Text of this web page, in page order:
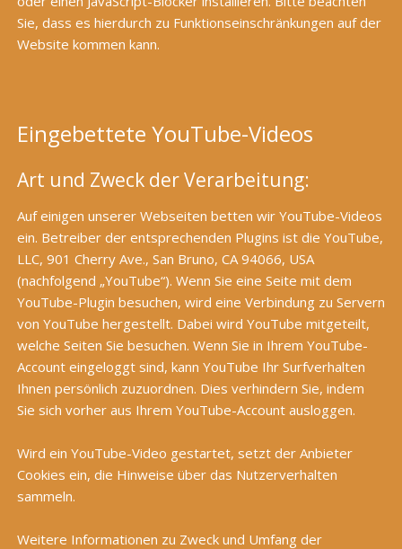
Sie, dass es hierdurch zu Funktionseinschränkungen auf der
Website kommen kann.
Eingebettete YouTube-Videos
Art und Zweck der Verarbeitung:
Auf einigen unserer Webseiten betten wir YouTube-Videos
ein. Betreiber der entsprechenden Plugins ist die YouTube,
LLC, 901 Cherry Ave., San Bruno, CA 94066, USA
(nachfolgend „YouTube“). Wenn Sie eine Seite mit dem
YouTube-Plugin besuchen, wird eine Verbindung zu Servern
von YouTube hergestellt. Dabei wird YouTube mitgeteilt,
welche Seiten Sie besuchen. Wenn Sie in Ihrem YouTube-
Account eingeloggt sind, kann YouTube Ihr Surfverhalten
Ihnen persönlich zuzuordnen. Dies verhindern Sie, indem
Sie sich vorher aus Ihrem YouTube-Account ausloggen.
Wird ein YouTube-Video gestartet, setzt der Anbieter
Cookies ein, die Hinweise über das Nutzerverhalten
sammeln.
Weitere Informationen zu Zweck und Umfang der